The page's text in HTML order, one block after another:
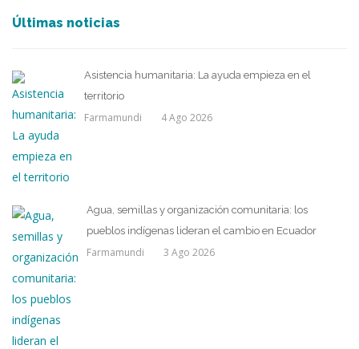
Últimas noticias
Asistencia humanitaria: La ayuda empieza en el
territorio
Farmamundi 4 Ago 2026
Agua, semillas y organización comunitaria: los
pueblos indígenas lideran el cambio en Ecuador
Farmamundi 3 Ago 2026